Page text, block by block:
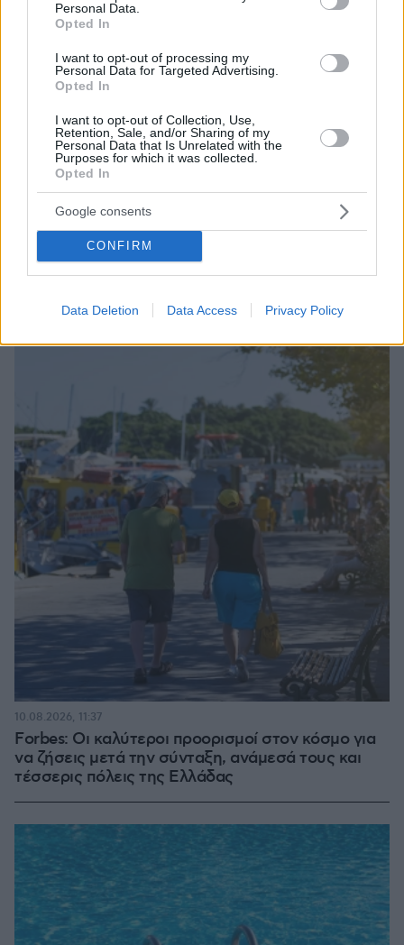
Personal Data.
Opted In
I want to opt-out of processing my
Personal Data for Targeted Advertising.
Opted In
I want to opt-out of Collection, Use,
Retention, Sale, and/or Sharing of my
Personal Data that Is Unrelated with the
Purposes for which it was collected.
Opted In
Google consents
CONFIRM
Data Deletion Data Access Privacy Policy
Κόμμα Καρυστιανού: Γιατί χάνεται μέσα σε δύο
μήνες η «Ελπίδα» της προέδρου Μαρίας
10.08.2026, 14:19
Forbes: Οι καλύτεροι προορισμοί στον κόσμο για
να ζήσεις μετά την σύνταξη, ανάμεσά τους και
τέσσερις πόλεις της Ελλάδας
10.08.2026, 11:37